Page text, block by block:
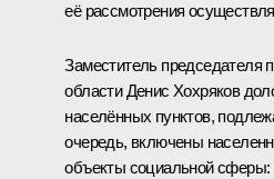
её рассмотрения
Заместитель председателя
области Денис Хохряков
населённых пунктов,
очередь, включены
объекты социальной